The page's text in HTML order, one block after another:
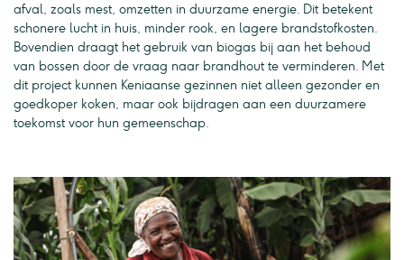
afval, zoals mest, omzetten in duurzame energie. Dit betekent
schonere lucht in huis, minder rook, en lagere brandstofkosten.
Bovendien draagt het gebruik van biogas bij aan het behoud
van bossen door de vraag naar brandhout te verminderen. Met
dit project kunnen Keniaanse gezinnen niet alleen gezonder en
goedkoper koken, maar ook bijdragen aan een duurzamere
toekomst voor hun gemeenschap.